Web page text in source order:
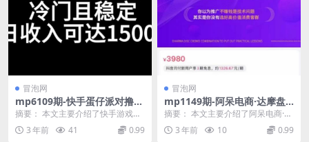
冒泡网
mp6109期-快手蛋仔派对撸金
5.0玩法，冷门且稳定，单个大
号，日收入可达1500+(探索快
手游戏合伙人蛋仔派对撸金5.0
摘要： 本文主要介绍了快手游戏合
伙人中，蛋仔派对撸金5.0的玩法。
这是一种冷门且...
3 年前 41 0.99
冒泡网
mp1149期-阿呆电商·达摩盘
人群组合投放实战课，你以为
推广不赚钱是技术问题，其实
是你没有选好高价值消费客群
摘要： 本文主要介绍了阿呆电商·达
摩盘人群组合投放实战课。课程内
容涵盖了DMP人...
3 年前 10 0.99